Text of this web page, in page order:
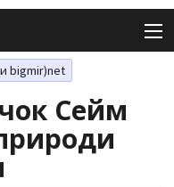
bigmir)net
Сейм